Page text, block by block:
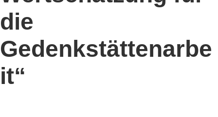
die
Gedenkstättenarbe
it“